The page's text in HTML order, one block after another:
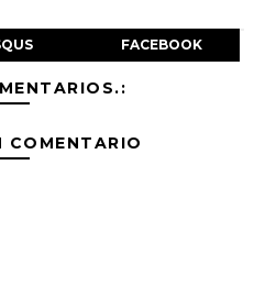
FACEBOOK
COMENTARIO